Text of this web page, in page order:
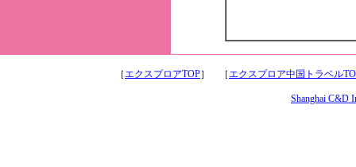
［エクスプロアTOP］ ［エクスプロア中国トラベル
Shanghai C&D